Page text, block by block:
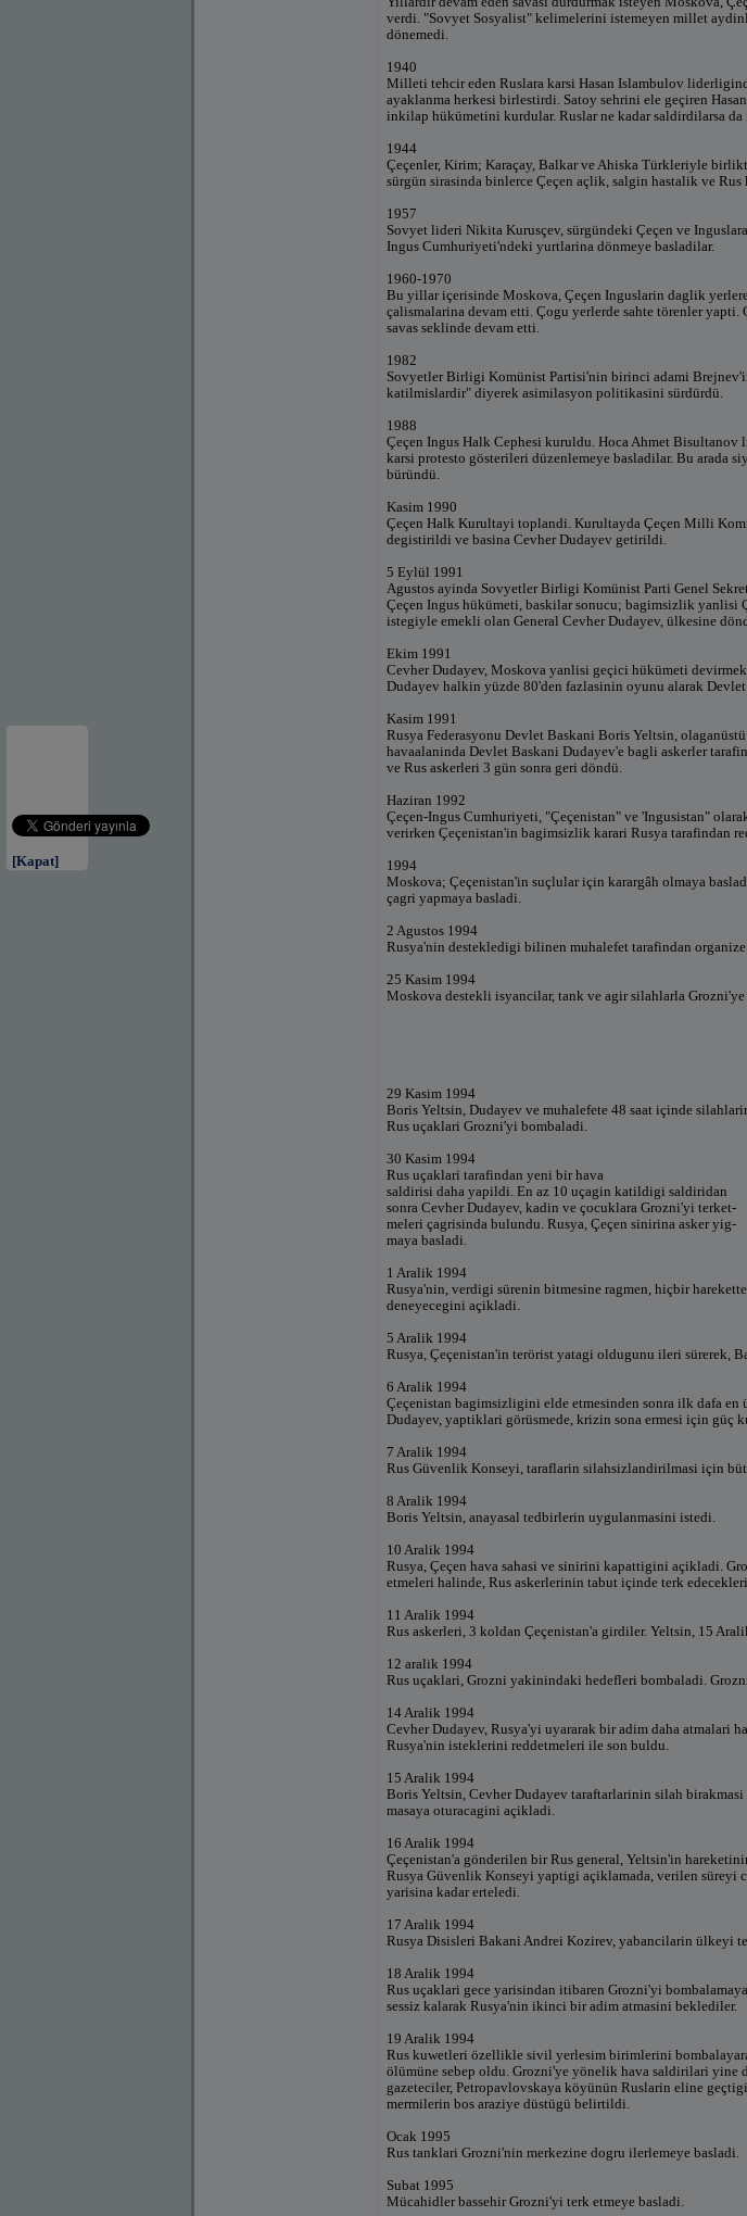
[Kapat]
verdi. "Sovyet Sosyalist" kelimelerini istemeyen millet
dönemedi.
1940
Milleti tehcir eden Ruslara karsi Hasan Islambulov
ayaklanma herkesi birlestirdi. Satoy sehrini ele geçiren
inkilap hükümetini kurdular. Ruslar ne kadar saldirdilarsa
1944
Çeçenler, Kirim; Karaçay, Balkar ve Ahiska Türkleriyle
sürgün sirasinda binlerce Çeçen açlik, salgin hastalik ve Rus
1957
Sovyet lideri Nikita Kurusçev, sürgündeki Çeçen ve
Ingus Cumhuriyeti'ndeki yurtlarina dönmeye basladilar.
1960-1970
Bu yillar içerisinde Moskova, Çeçen Inguslarin daglik
çalismalarina devam etti. Çogu yerlerde sahte törenler
savas seklinde devam etti.
1982
Sovyetler Birligi Komünist Partisi'nin birinci adami
katilmislardir" diyerek asimilasyon politikasini sürdürdü.
1988
Çeçen Ingus Halk Cephesi kuruldu. Hoca Ahmet
karsi protesto gösterileri düzenlemeye basladilar. Bu
büründü.
Kasim 1990
Çeçen Halk Kurultayi toplandi. Kurultayda Çeçen Milli
degistirildi ve basina Cevher Dudayev getirildi.
5 Eylül 1991
Agustos ayinda Sovyetler Birligi Komünist Parti Genel
Çeçen Ingus hükümeti, baskilar sonucu; bagimsizlik
istegiyle emekli olan General Cevher Dudayev, ülkesine
Ekim 1991
Cevher Dudayev, Moskova yanlisi geçici hükümeti
Dudayev halkin yüzde 80'den fazlasinin oyunu alarak
Kasim 1991
Rusya Federasyonu Devlet Baskani Boris Yeltsin,
havaalaninda Devlet Baskani Dudayev'e bagli askerler
ve Rus askerleri 3 gün sonra geri döndü.
Haziran 1992
Çeçen-Ingus Cumhuriyeti, "Çeçenistan" ve 'Ingusistan"
verirken Çeçenistan'in bagimsizlik karari Rusya tarafindan
1994
Moskova; Çeçenistan'in suçlular için karargâh olmaya
çagri yapmaya basladi.
2 Agustos 1994
Rusya'nin destekledigi bilinen muhalefet tarafindan
25 Kasim 1994
Moskova destekli isyancilar, tank ve agir silahlarla
29 Kasim 1994
Boris Yeltsin, Dudayev ve muhalefete 48 saat içinde
Rus uçaklari Grozni'yi bombaladi.
30 Kasim 1994
Rus uçaklari tarafindan yeni bir hava
saldirisi daha yapildi. En az 10 uçagin katildigi saldiridan
sonra Cevher Dudayev, kadin ve çocuklara Grozni'yi terket-
meleri çagrisinda bulundu. Rusya, Çeçen sinirina asker yig-
maya basladi.
1 Aralik 1994
Rusya'nin, verdigi sürenin bitmesine ragmen, hiçbir
deneyecegini açikladi.
5 Aralik 1994
Rusya, Çeçenistan'in terörist yatagi oldugunu ileri sürerek,
6 Aralik 1994
Çeçenistan bagimsizligini elde etmesinden sonra ilk dafa
Dudayev, yaptiklari görüsmede, krizin sona ermesi için güç
7 Aralik 1994
Rus Güvenlik Konseyi, taraflarin silahsizlandirilmasi için
8 Aralik 1994
Boris Yeltsin, anayasal tedbirlerin uygulanmasini istedi.
10 Aralik 1994
Rusya, Çeçen hava sahasi ve sinirini kapattigini açikladi.
etmeleri halinde, Rus askerlerinin tabut içinde terk
11 Aralik 1994
Rus askerleri, 3 koldan Çeçenistan'a girdiler. Yeltsin, 15
12 aralik 1994
Rus uçaklari, Grozni yakinindaki hedefleri bombaladi.
14 Aralik 1994
Cevher Dudayev, Rusya'yi uyararak bir adim daha atmalari
Rusya'nin isteklerini reddetmeleri ile son buldu.
15 Aralik 1994
Boris Yeltsin, Cevher Dudayev taraftarlarinin silah
masaya oturacagini açikladi.
16 Aralik 1994
Çeçenistan'a gönderilen bir Rus general, Yeltsin'in
Rusya Güvenlik Konseyi yaptigi açiklamada, verilen süreyi
yarisina kadar erteledi.
17 Aralik 1994
Rusya Disisleri Bakani Andrei Kozirev, yabancilarin ülkeyi
18 Aralik 1994
Rus uçaklari gece yarisindan itibaren Grozni'yi
sessiz kalarak Rusya'nin ikinci bir adim atmasini beklediler.
19 Aralik 1994
Rus kuwetleri özellikle sivil yerlesim birimlerini
ölümüne sebep oldu. Grozni'ye yönelik hava saldirilari
gazeteciler, Petropavlovskaya köyünün Ruslarin eline
mermilerin bos araziye düstügü belirtildi.
Ocak 1995
Rus tanklari Grozni'nin merkezine dogru ilerlemeye basladi.
Subat 1995
Mücahidler bassehir Grozni'yi terk etmeye basladi.